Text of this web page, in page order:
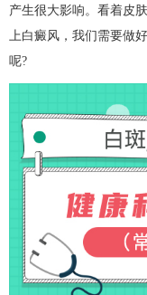
产生很大影响。看着皮
上白癜风，我们需要做
呢?